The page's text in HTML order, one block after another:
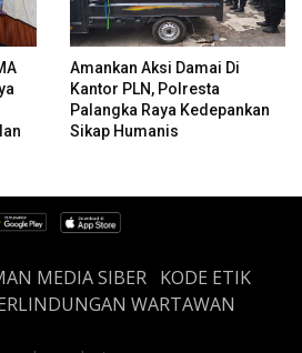
Amankan Aksi Damai Di
Kantor PLN, Polresta
Palangka Raya Kedepankan
Sikap Humanis
MEDIA SIBER
KODE ETIK
WARTAWAN